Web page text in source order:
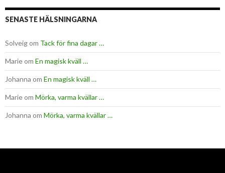
SENASTE HÄLSNINGARNA
Solveigom Tack för fina dagar …
Marieom En magisk kväll …
Johanna om En magisk kväll …
Marieom Mörka, varma kvällar …
Johanna om Mörka, varma kvällar …